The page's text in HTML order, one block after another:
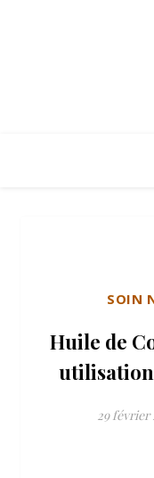
SOIN
Huile de
29 février